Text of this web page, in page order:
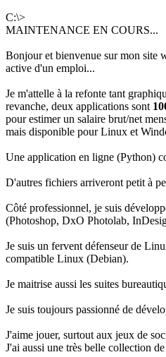
C:\>
MAINTENANCE EN COURS...
Bonjour et bienvenue sur mon site
active d'un emploi...
Je m'attelle à la refonte tant
revanche, deux applications sont
pour estimer un salaire brut/net
mais disponible pour Linux et
Une application en ligne (Python)
D'autres fichiers arriveront petit à
Côté professionnel, je suis
(Photoshop, DxO Photolab,
Je suis un fervent défenseur de
compatible Linux (Debian).
Je maitrise aussi les suites
Je suis toujours passionné de
J'aime jouer, surtout aux jeux de
J'ai aussi une très belle collection